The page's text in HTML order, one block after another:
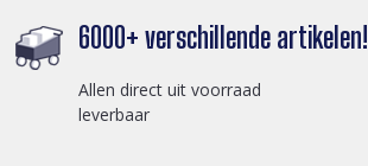
6000+ verschillende artikelen!
Allen direct uit voorraad
leverbaar